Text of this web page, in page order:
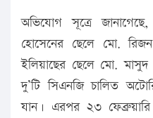
অভিযোগ সূত্রে
হোসেনের ছেলে মো.
ইলিয়াছের ছেলে মো.
দু’টি সিএনজি চালিত
যান। এরপর ২৩